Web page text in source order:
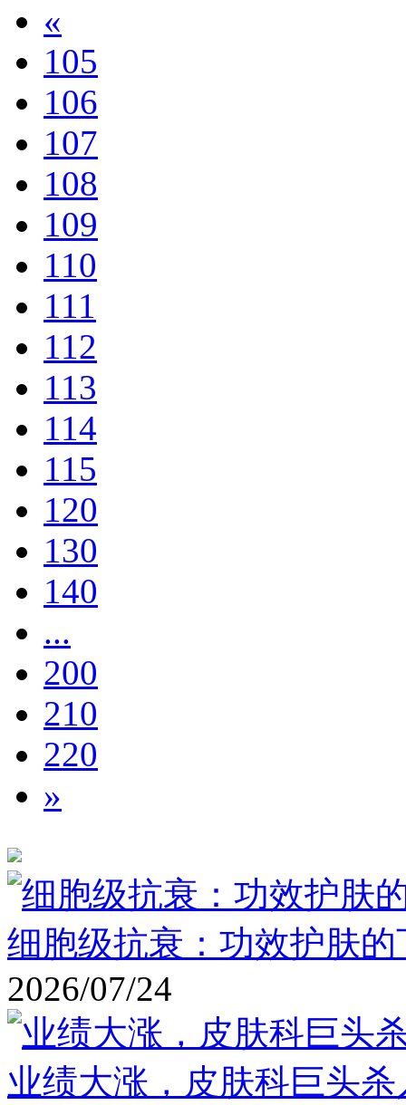
«
105
106
107
108
109
110
111
112
113
114
115
120
130
140
...
200
210
220
»
细胞级抗衰：功效护肤
2026/07/24
业绩大涨，皮肤科巨头